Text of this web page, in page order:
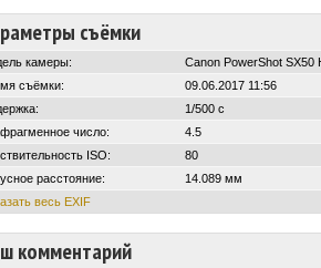
съёмки
камеры:
Canon PowerShot SX50
съёмки:
09.06.2017 11:56
1/500 с
число:
4.5
ISO:
80
расстояние:
14.089 мм
весь EXIF
комментарий